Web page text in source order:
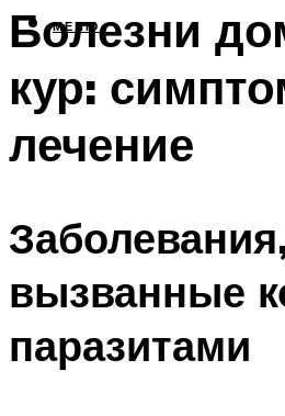
МЕНЮ
Болезни
кур:
лечение
вызванные
паразитами